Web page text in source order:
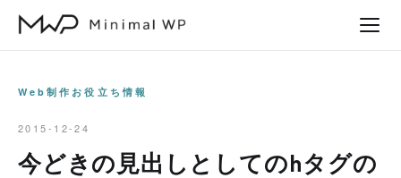
Web制作お役立ち情報
2015-12-24
今どきの見出しとしてのhタグの